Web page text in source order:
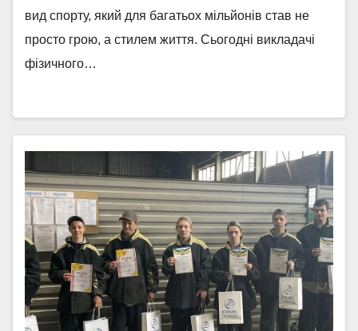
вид спорту, який для багатьох мільйонів став не
просто грою, а стилем життя. Сьогодні викладачі
фізичного…